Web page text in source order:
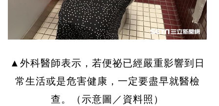
▲外科醫師表示，若便祕已經嚴重影響到日
常生活或是危害健康，一定要盡早就醫檢
查。（示意圖／資料照）